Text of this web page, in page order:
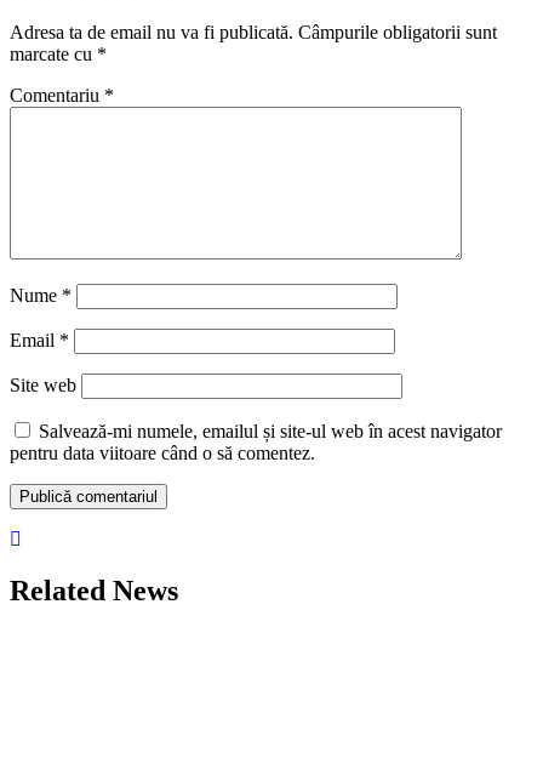
Adresa ta de email nu va fi publicată. Câmpurile obligatorii sunt
marcate cu *
Comentariu *
Nume *
Email *
Site web
Salvează-mi numele, emailul și site-ul web în acest navigator
pentru data viitoare când o să comentez.
Related News